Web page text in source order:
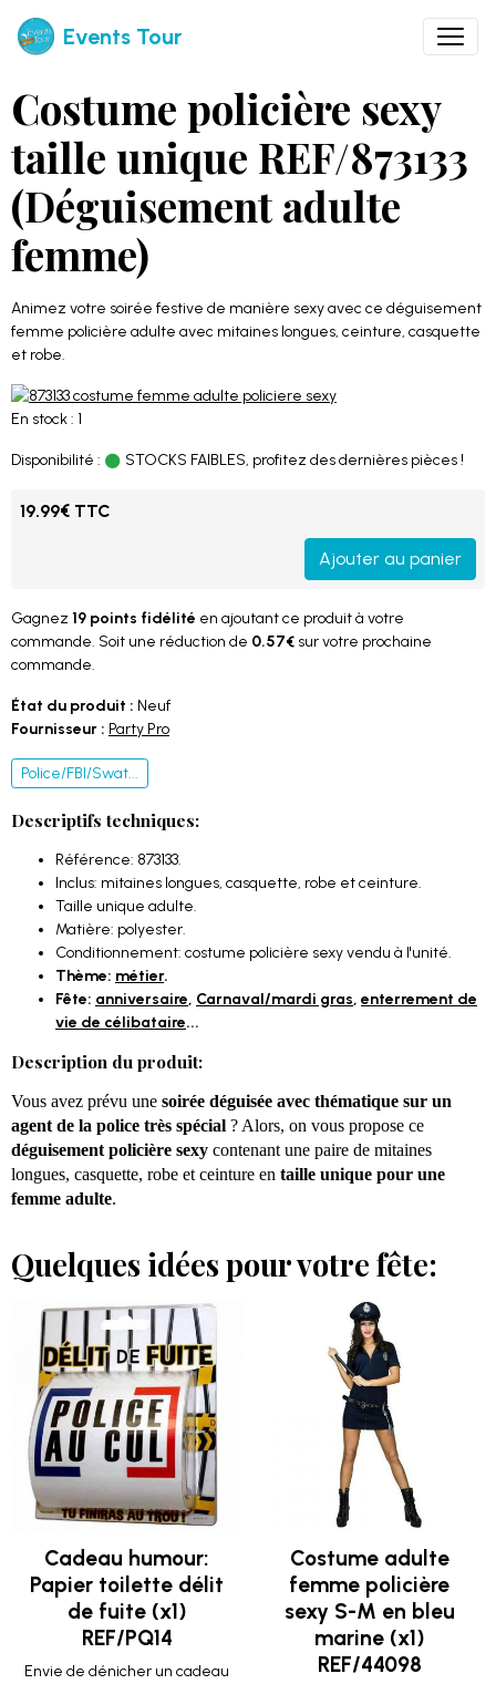
Events Tour
Costume policière sexy
taille unique REF/873133
(Déguisement adulte
femme)
Animez votre soirée festive de manière sexy avec ce déguisement
femme policière adulte avec mitaines longues, ceinture, casquette
et robe.
En stock : 1
Disponibilité : STOCKS FAIBLES, profitez des dernières pièces !
19.99€ TTC
Ajouter au panier
Gagnez 19 points fidélité en ajoutant ce produit à votre
commande. Soit une réduction de 0.57€ sur votre prochaine
commande.
État du produit : Neuf
Fournisseur : Party Pro
Police/FBI/Swat...
Descriptifs techniques:
Référence: 873133.
Inclus: mitaines longues, casquette, robe et ceinture.
Taille unique adulte.
Matière: polyester.
Conditionnement: costume policière sexy vendu à l'unité.
Thème: métier.
Fête: anniversaire, Carnaval/mardi gras, enterrement de
vie de célibataire...
Description du produit:
Vous avez prévu une soirée déguisée avec thématique sur un
agent de la police très spécial ? Alors, on vous propose ce
déguisement policière sexy contenant une paire de mitaines
longues, casquette, robe et ceinture en taille unique pour une
femme adulte.
Quelques idées pour votre fête:
Cadeau humour:
Papier toilette délit
de fuite (x1)
REF/PQ14
Envie de dénicher un cadeau
Costume adulte
femme policière
sexy S-M en bleu
marine (x1)
REF/44098